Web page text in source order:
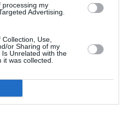
processing my
Advertising.
Use,
or Sharing of my
Unrelated with the
was collected.
COMMENTAIRES
:
entre l’Espagne et l’Italie : des
des correspondances à risque